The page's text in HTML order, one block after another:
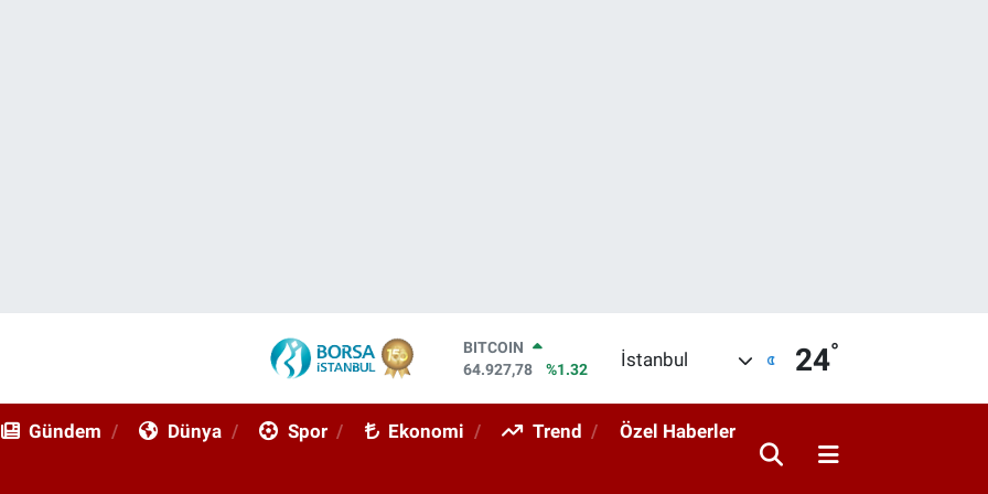
DOLAR
47,5894
%0.08
STERLİN
İstanbul 24°
Gündem Dünya Spor Ekonomi Trend Özel Haberler